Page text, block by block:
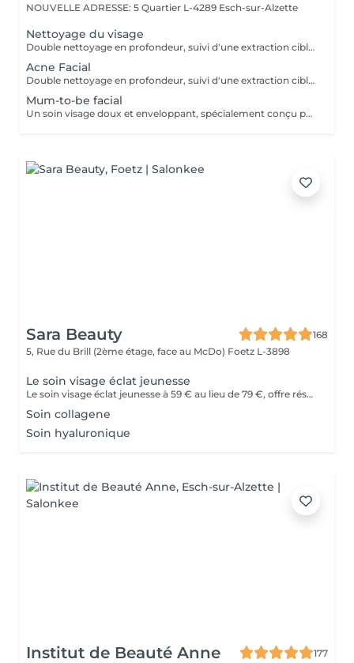
NOUVELLE ADRESSE: 5 Quartier L-4289 Esch-sur-Alzette
Nettoyage du visage
Double nettoyage en profondeur, suivi d'une extraction ciblée. Soin spécifique adapté aux besoins de votre peau, avec application d'un sérum et d'un masque pour purifier, rééquilibrer et illuminer le teint. Si la peau présente une inflammation ou de l'acné active, il est recommandé de privilégier le soin visage acné, plus adapté et respectueux de l'état cutané.
Acne Facial
Double nettoyage en profondeur, suivi d'une extraction ciblée. Selon l'état de la peau et le niveau d'inflammation, le soin peut inclure un peeling ou un traitement spécifique. Application d'un sérum adapté et d'un masque apaisant pour rééquilibrer la peau.
Mum-to-be facial
Un soin visage doux et enveloppant, spécialement conçu pour les futures mamans. Double nettoyage délicat, suivi d'un soin adapté aux besoins de la peau pendant la grossesse. Application d'un sérum et d'un masque pour hydrater, apaiser et révéler l'éclat naturel. Un moment de calme et de reconnexion, pour prendre soin de vous et de la vie que vous portez
Sara Beauty
168
5, Rue du Brill (2ème étage, face au McDo) Foetz L-3898
Le soin visage éclat jeunesse
Le soin visage éclat jeunesse à 59 € au lieu de 79 €, offre réservée au moins de 25 ans. Purifie, hydrate et illumine ta peau parce qu'une peau éclatante, ça se travaille jeune
Soin collagene
Soin hyaluronique
Institut de Beauté Anne
177